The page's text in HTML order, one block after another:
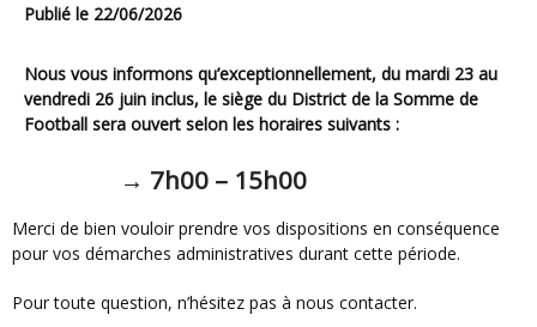
Publié le 22/06/2026
Nous vous informons qu’exceptionnellement, du mardi 23 au
vendredi 26 juin inclus, le siège du District de la Somme de
Football sera ouvert selon les horaires suivants :
→ 7h00 – 15h00
Merci de bien vouloir prendre vos dispositions en conséquence
pour vos démarches administratives durant cette période.
Pour toute question, n’hésitez pas à nous contacter.